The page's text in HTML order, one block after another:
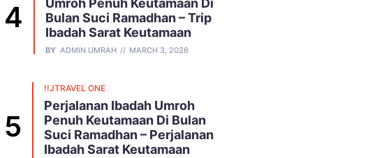
Umroh Penuh Keutamaan Di
Bulan Suci Ramadhan – Trip
Ibadah Sarat Keutamaan
BY ADMIN UMRAH MARCH 3, 2026
!!JTRAVEL ONE
Perjalanan Ibadah Umroh
Penuh Keutamaan Di Bulan
Suci Ramadhan – Perjalanan
Ibadah Sarat Keutamaan